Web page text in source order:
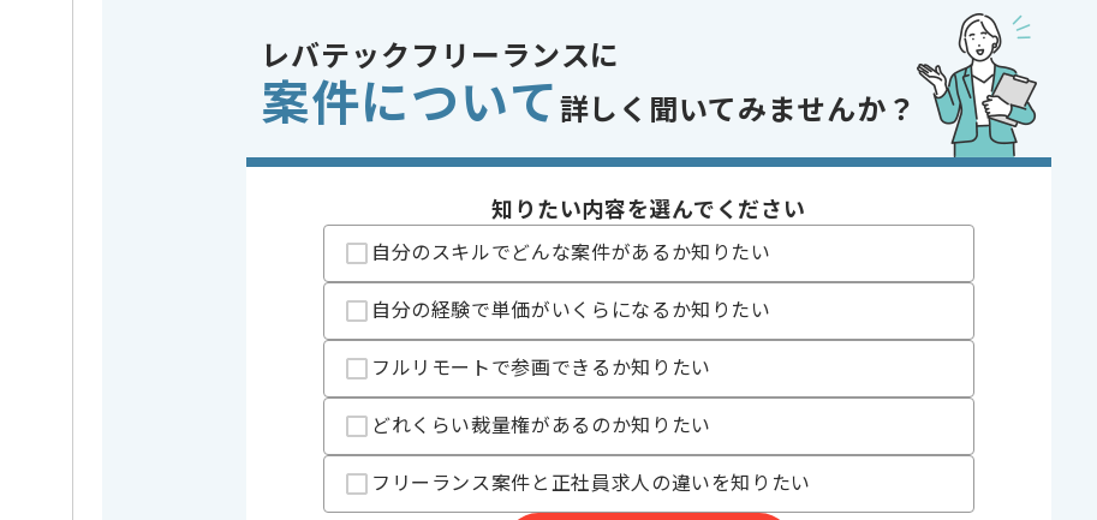
業務内容
システム開発
特徴
20代活躍中 , 30代活躍中
精算条件
有
支払いサイト
15日
レバテックでの実績がある企業の案件でございます。
PMOの経験を活かすことができます。
複数案件を保有している企業ですので、
ご経験と実績に応じて別案件のご提案も差し上げる場合がございます。
新しいアイディアや技術を積極的に導入し、
経験豊富なメンバーと成長が出来る環境でございます。
レバテックフリーランスに
案件について 詳しく聞いてみませんか？
知りたい内容を選んでください
自分のスキルでどんな案件があるか知りたい
自分の経験で単価がいくらになるか知りたい
フルリモートで参画できるか知りたい
どれくらい裁量権があるのか知りたい
フリーランス案件と正社員求人の違いを知りたい